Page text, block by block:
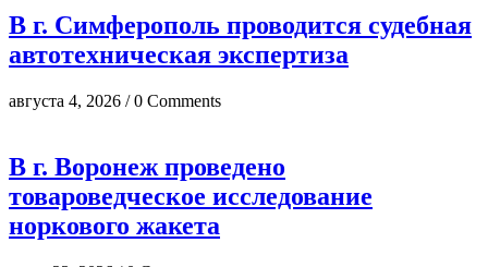
В г. Симферополь проводится судебная
автотехническая экспертиза
августа 4, 2026 / 0 Comments
В г. Воронеж проведено
товароведческое исследование
норкового жакета